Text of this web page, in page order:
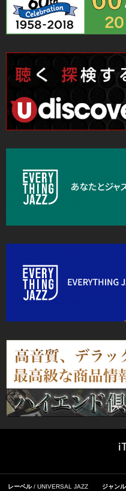
レーベル UNIVERSAL JAZZ ジャンル